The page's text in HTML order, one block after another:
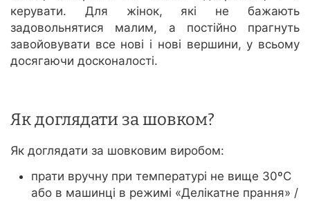
керувати. Для жінок, які не бажають
задовольнятися малим, а постійно прагнуть
завойовувати все нові і нові вершини, у всьому
досягаючи досконалості.
Як доглядати за шовком?
Як доглядати за шовковим виробом:
прати вручну при температурі не вище 30ºС
або в машинці в режимі «Делікатне прання» /